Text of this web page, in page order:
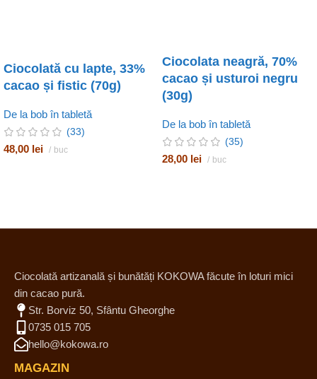
Ciocolată cu lapte, 33%
cacao și fistic (70g)
De la bob în tabletă
(33)
48,00 lei buc
Ciocolata neagră, 70%
cacao și usturoi negru
(30g)
De la bob în tabletă
(35)
28,00 lei buc
Ciocolată artizanală și bunătăți KOKOWA făcute în loturi mici
din cacao pură.
Str. Borviz 50, Sfântu Gheorghe
0735 015 705
hello@kokowa.ro
MAGAZIN